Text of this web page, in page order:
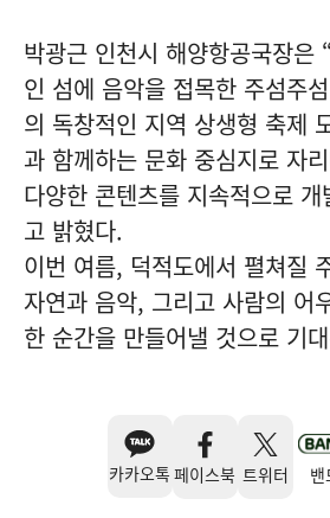
박광근 인천시 해양항공국장은
인 섬에 음악을 접목한 주섬주
의 독창적인 지역 상생형 축제
과 함께하는 문화 중심지로 자
다양한 콘텐츠를 지속적으로
고 밝혔다.
이번 여름, 덕적도에서 펼쳐질
자연과 음악, 그리고 사람의 어
한 순간을 만들어낼 것으로 기
카카오톡 페이스북 트위터 밴